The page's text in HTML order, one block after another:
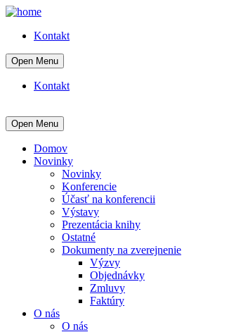
Kontakt
Open Menu
Kontakt
Open Menu
Domov
Novinky
Novinky
Konferencie
Účasť na konferencii
Výstavy
Prezentácia knihy
Ostatné
Dokumenty na zverejnenie
Výzvy
Objednávky
Zmluvy
Faktúry
O nás
O nás